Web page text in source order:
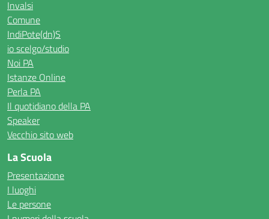
Invalsi
Comune
IndiPote(dn)S
io scelgo/studio
Noi PA
Istanze Online
Perla PA
Il quotidiano della PA
Speaker
Vecchio sito web
La Scuola
Presentazione
I luoghi
Le persone